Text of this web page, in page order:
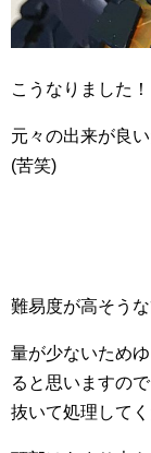
こうなりました！
元々の出来が良
(苦笑)
難易度が高そう
量が少ないため
ると思いますの
抜いて処理してく